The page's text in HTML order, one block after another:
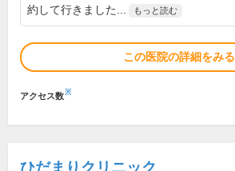
約して行きました...
もっと読む
この医院の詳細をみる
アクセス数※
ひだまりクリニック